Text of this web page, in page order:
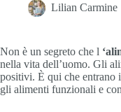
Lilian Carmine
Non è un segreto che l
nella vita dell’uomo. Gli
positivi. È qui che entrano
gli alimenti funzionali e